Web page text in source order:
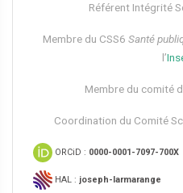
Référent Intégrité
Membre du CSS6​ Santé
l’
Membre du comité
Coordination du Comité
ORCiD : 0000-0001-7097-700X
HAL : joseph-larmarange